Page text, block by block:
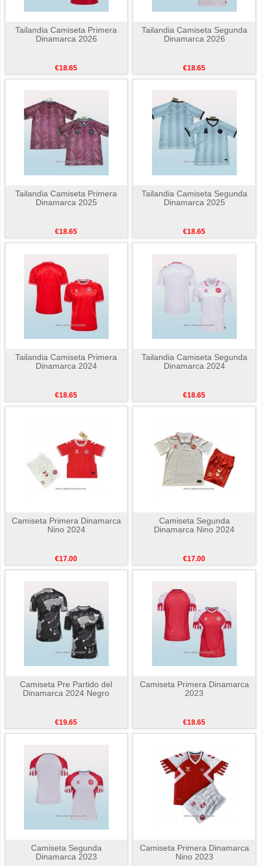
Tailandia Camiseta Primera
Dinamarca 2026
€18.65
Tailandia Camiseta Segunda
Dinamarca 2026
€18.65
Tailandia Camiseta Primera
Dinamarca 2025
€18.65
Tailandia Camiseta Segunda
Dinamarca 2025
€18.65
Tailandia Camiseta Primera
Dinamarca 2024
€18.65
Tailandia Camiseta Segunda
Dinamarca 2024
€18.65
Camiseta Primera Dinamarca
Nino 2024
€17.00
Camiseta Segunda
Dinamarca Nino 2024
€17.00
Camiseta Pre Partido del
Dinamarca 2024 Negro
€19.65
Camiseta Primera Dinamarca
2023
€18.65
Camiseta Segunda
Dinamarca 2023
Camiseta Primera Dinamarca
Nino 2023